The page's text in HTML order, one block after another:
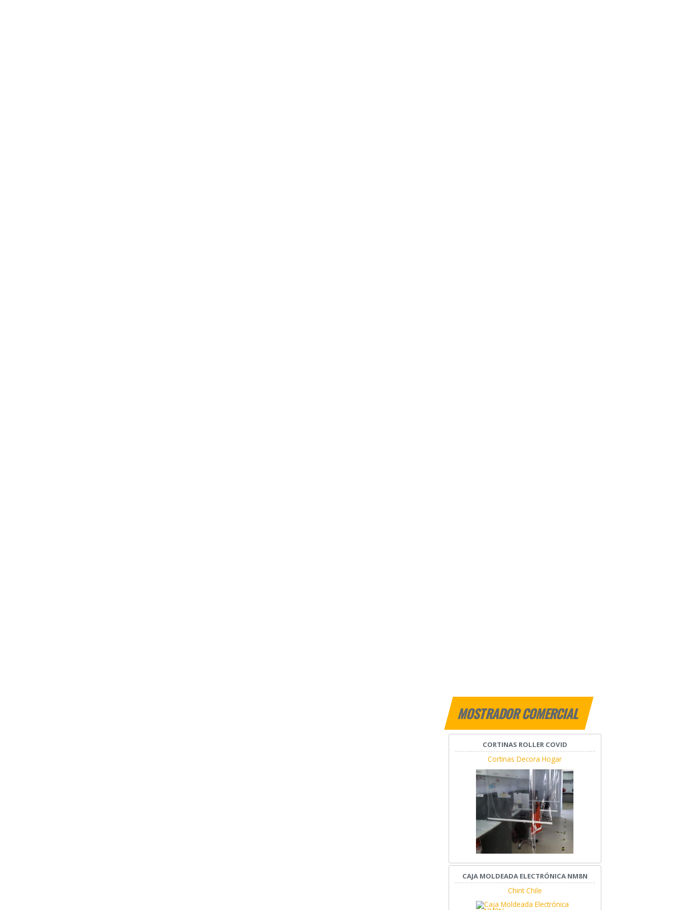
MOSTRADOR COMERCIAL
CORTINAS ROLLER COVID
Cortinas Decora Hogar
CAJA MOLDEADA ELECTRÓNICA NM8N
Chint Chile